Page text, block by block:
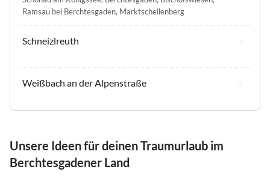
Ramsau bei Berchtesgaden, Marktschellenberg
Schneizlreuth
Weißbach an der Alpenstraße
Unsere Ideen für deinen Traumurlaub im
Berchtesgadener Land